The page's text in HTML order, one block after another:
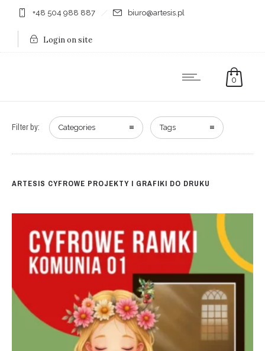
+48 504 988 887 biuro@artesis.pl
Login on site
0
Filter by: Categories Tags
ARTESIS CYFROWE PROJEKTY I GRAFIKI DO DRUKU